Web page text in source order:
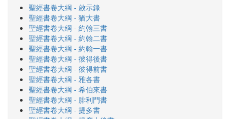
聖經書卷大綱 - 啟示錄
聖經書卷大綱 - 猶大書
聖經書卷大綱 - 約翰三書
聖經書卷大綱 - 約翰二書
聖經書卷大綱 - 約翰一書
聖經書卷大綱 - 彼得後書
聖經書卷大綱 - 彼得前書
聖經書卷大綱 - 雅各書
聖經書卷大綱 - 希伯來書
聖經書卷大綱 - 腓利門書
聖經書卷大綱 - 提多書